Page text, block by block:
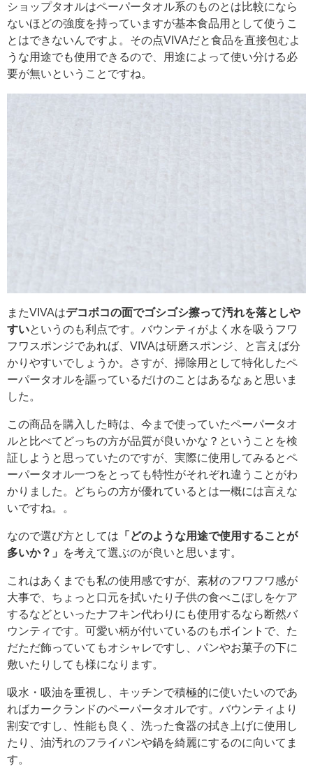
ショップタオルはペーパータオル系のものとは比較になら
ないほどの強度を持っていますが基本食品用として使うこ
とはできないんですよ。その点VIVAだと食品を直接包むよ
うな用途でも使用できるので、用途によって使い分ける必
要が無いということですね。
またVIVAはデコボコの面でゴシゴシ擦って汚れを落としや
すいというのも利点です。バウンティがよく水を吸うフワ
フワスポンジであれば、VIVAは研磨スポンジ、と言えば分
かりやすいでしょうか。さすが、掃除用として特化したペ
ーパータオルを謳っているだけのことはあるなぁと思いま
した。
この商品を購入した時は、今まで使っていたペーパータオ
ルと比べてどっちの方が品質が良いかな？ということを検
証しようと思っていたのですが、実際に使用してみるとペ
ーパータオル一つをとっても特性がそれぞれ違うことがわ
かりました。どちらの方が優れているとは一概には言えな
いですね。。
なので選び方としては 「どのような用途で使用することが
多いか？」
を考えて選ぶのが良いと思います。
これはあくまでも私の使用感ですが、素材のフワフワ感が
大事で、ちょっと口元を拭いたり子供の食べこぼしをケア
するなどといったナフキン代わりにも使用するなら断然バ
ウンティです。可愛い柄が付いているのもポイントで、た
だただ飾っていてもオシャレですし、パンやお菓子の下に
敷いたりしても様になります。
吸水・吸油を重視し、キッチンで積極的に使いたいのであ
ればカークランドのペーパータオルです。バウンティより
割安ですし、性能も良く、洗った食器の拭き上げに使用し
たり、油汚れのフライパンや鍋を綺麗にするのに向いてま
す。